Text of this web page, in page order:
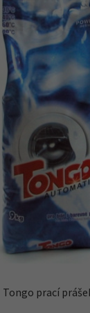
Tongo prací